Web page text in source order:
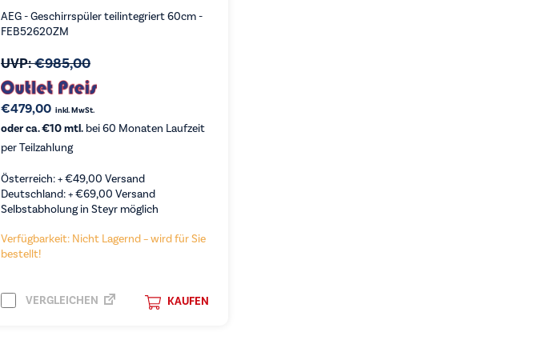
AEG - Geschirrspüler teilintegriert 60cm -
FEB52620ZM
UVP:€985,00
€479,00 inkl. MwSt.
oder ca. €10 mtl.bei 60 Monaten Laufzeit
per Teilzahlung
Österreich: +€49,00 Versand
Deutschland: +€69,00 Versand
Selbstabholung in Steyr möglich
Verfügbarkeit: Nicht Lagernd – wird für Sie
bestellt!
KAUFEN
VERGLEICHEN